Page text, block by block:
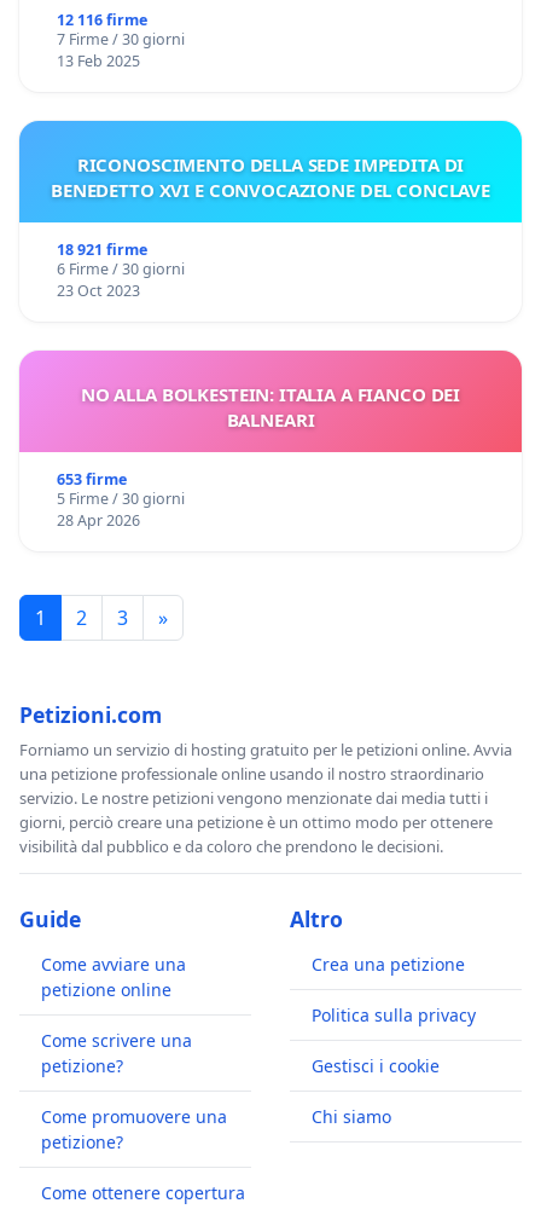
12 116 firme
7 Firme / 30 giorni
13 Feb 2025
RICONOSCIMENTO DELLA SEDE IMPEDITA DI
BENEDETTO XVI E CONVOCAZIONE DEL CONCLAVE
18 921 firme
6 Firme / 30 giorni
23 Oct 2023
NO ALLA BOLKESTEIN: ITALIA A FIANCO DEI
BALNEARI
653 firme
5 Firme / 30 giorni
28 Apr 2026
1 2 3 »
Petizioni.com
Forniamo un servizio di hosting gratuito per le petizioni online. Avvia
una petizione professionale online usando il nostro straordinario
servizio. Le nostre petizioni vengono menzionate dai media tutti i
giorni, perciò creare una petizione è un ottimo modo per ottenere
visibilità dal pubblico e da coloro che prendono le decisioni.
Guide
Come avviare una
petizione online
Come scrivere una
petizione?
Come promuovere una
petizione?
Come ottenere copertura
Altro
Crea una petizione
Politica sulla privacy
Gestisci i cookie
Chi siamo